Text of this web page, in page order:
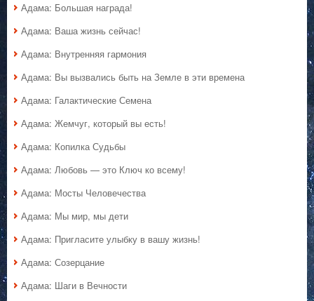
Адама: Большая награда!
Адама: Ваша жизнь сейчас!
Адама: Внутренняя гармония
Адама: Вы вызвались быть на Земле в эти времена
Адама: Галактические Семена
Адама: Жемчуг, который вы есть!
Адама: Копилка Судьбы
Адама: Любовь — это Ключ ко всему!
Адама: Мосты Человечества
Адама: Мы мир, мы дети
Адама: Пригласите улыбку в вашу жизнь!
Адама: Созерцание
Адама: Шаги в Вечности